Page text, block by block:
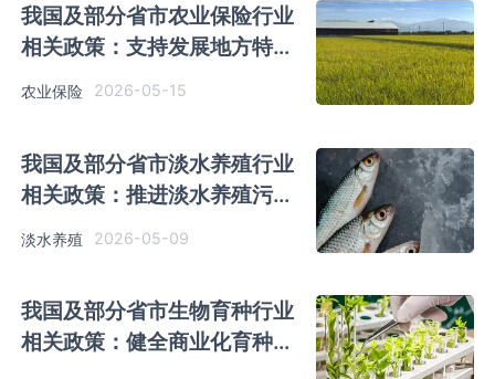
我国及部分省市农业保险行业
相关政策：支持发展地方特色
农产品保险
农业保险 2026-05-15
我国及部分省市淡水养殖行业
相关政策：推进淡水养殖污染
淡水养殖 2026-05-09
我国及部分省市生物育种行业
相关政策：健全商业化育种体